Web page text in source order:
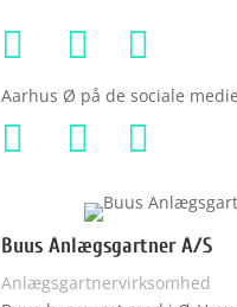
  
Aarhus Ø på de sociale
  
Buus Anlægsgartner A/S
Anlægsgartnervirksomhed